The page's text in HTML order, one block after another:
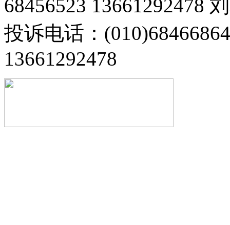
68456523 13661292478
投诉电话：
13661292478